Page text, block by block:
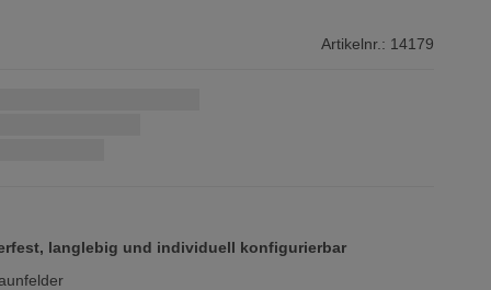
Artikelnr.: 14179
langlebig und individuell konfigurierbar